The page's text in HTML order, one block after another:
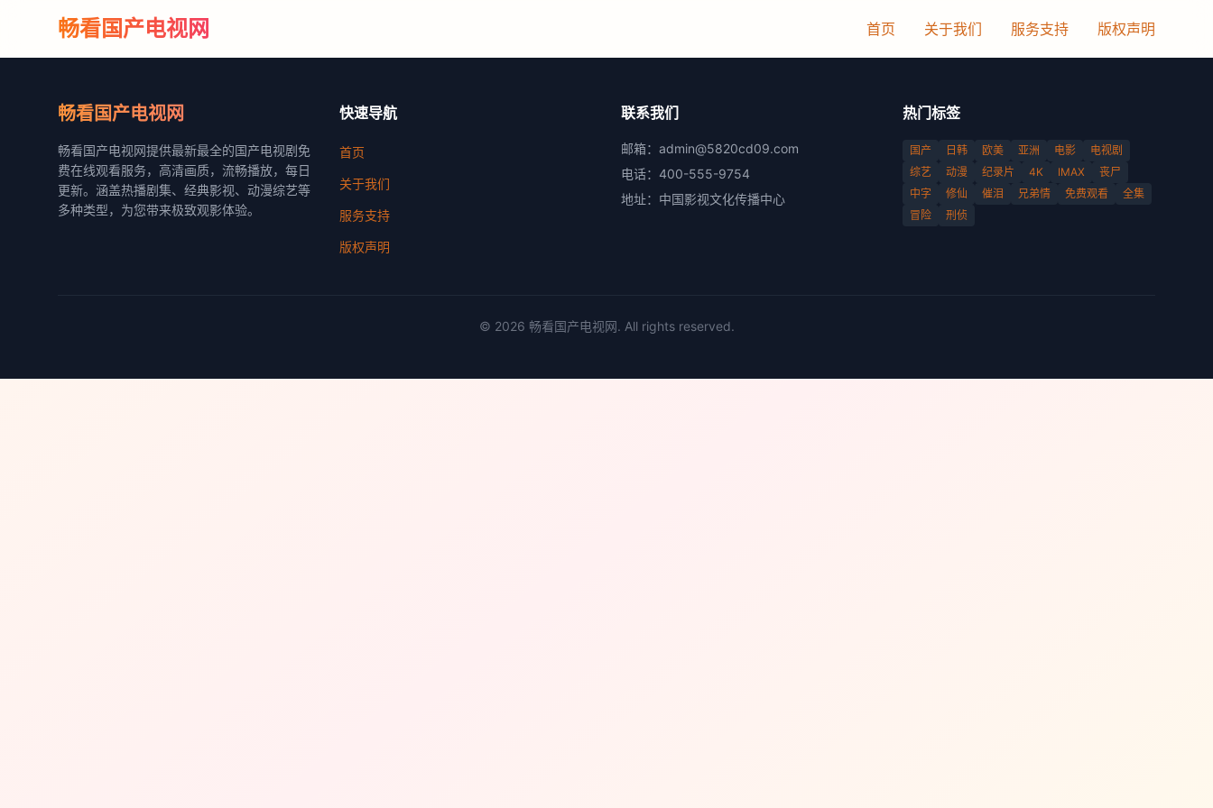
畅看国产电视网 首页 关于我们 服务支持 版权声明
畅看国产电视网
畅看国产电视网提供最新最全的国产电视剧免
费在线观看服务，高清画质，流畅播放，每日
更新。涵盖热播剧集、经典影视、动漫综艺等
多种类型，为您带来极致观影体验。
快速导航
首页
关于我们
服务支持
版权声明
联系我们
邮箱： admin@5820cd09.com
电话： 400-555-9754
地址： 中国影视文化传播中心
热门标签
国产 日韩 欧美 亚洲 电影
电视剧
综艺
动漫 纪录片 4K IMAX
丧尸
中字
修仙 催泪 兄弟情 免费观看
全集
冒险
刑侦
© 2026 畅看国产电视网. All rights reserved.